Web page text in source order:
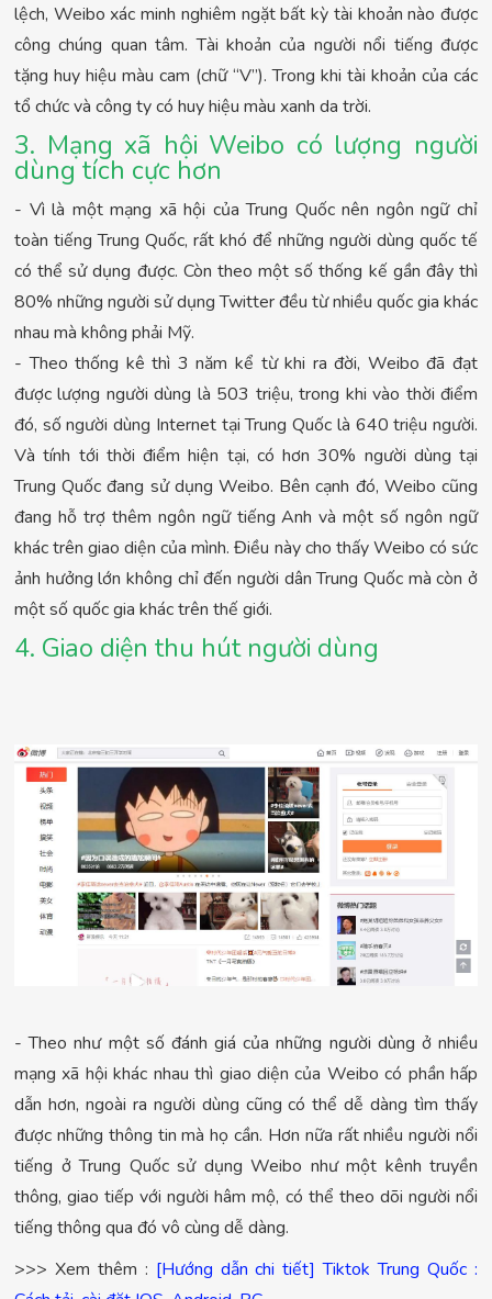
lệch, Weibo xác minh nghiêm ngặt bất kỳ tài khoản nào được
công chúng quan tâm. Tài khoản của người nổi tiếng được
tặng huy hiệu màu cam (chữ “V”). Trong khi tài khoản của các
tổ chức và công ty có huy hiệu màu xanh da trời.
3. Mạng xã hội Weibo có lượng người
dùng tích cực hơn
- Vì là một mạng xã hội của Trung Quốc nên ngôn ngữ chỉ
toàn tiếng Trung Quốc, rất khó để những người dùng quốc tế
có thể sử dụng được. Còn theo một số thống kế gần đây thì
80% những người sử dụng Twitter đều từ nhiều quốc gia khác
nhau mà không phải Mỹ.
- Theo thống kê thì 3 năm kể từ khi ra đời, Weibo đã đạt
được lượng người dùng là 503 triệu, trong khi vào thời điểm
đó, số người dùng Internet tại Trung Quốc là 640 triệu người.
Và tính tới thời điểm hiện tại, có hơn 30% người dùng tại
Trung Quốc đang sử dụng Weibo. Bên cạnh đó, Weibo cũng
đang hỗ trợ thêm ngôn ngữ tiếng Anh và một số ngôn ngữ
khác trên giao diện của mình. Điều này cho thấy Weibo có sức
ảnh hưởng lớn không chỉ đến người dân Trung Quốc mà còn ở
một số quốc gia khác trên thế giới.
4. Giao diện thu hút người dùng
- Theo như một số đánh giá của những người dùng ở nhiều
mạng xã hội khác nhau thì giao diện của Weibo có phần hấp
dẫn hơn, ngoài ra người dùng cũng có thể dễ dàng tìm thấy
được những thông tin mà họ cần. Hơn nữa rất nhiều người nổi
tiếng ở Trung Quốc sử dụng Weibo như một kênh truyền
thông, giao tiếp với người hâm mộ, có thể theo dõi người nổi
tiếng thông qua đó vô cùng dễ dàng.
>>> Xem thêm : [Hướng dẫn chi tiết] Tiktok Trung Quốc :